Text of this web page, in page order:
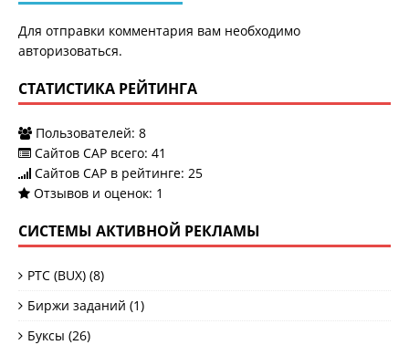
Для отправки комментария вам необходимо
авторизоваться.
СТАТИСТИКА РЕЙТИНГА
Пользователей: 8
Сайтов САР всего: 41
Сайтов САР в рейтинге: 25
Отзывов и оценок: 1
СИСТЕМЫ АКТИВНОЙ РЕКЛАМЫ
PTC (BUX) (8)
Биржи заданий (1)
Буксы (26)